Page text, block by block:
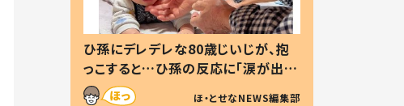
ひ孫にデレデレな80歳じいじが、抱
っこすると…ひ孫の反応に「涙が出ま
した」「可愛くて仕方ない」
ほ・とせなNEWS編集部